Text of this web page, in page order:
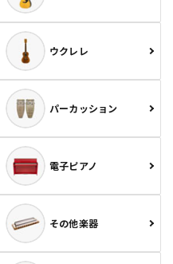
ウクレレ
パーカッション
電子ピアノ
その他楽器